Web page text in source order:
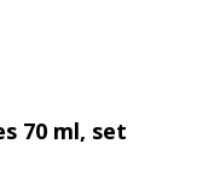
70 ml, set